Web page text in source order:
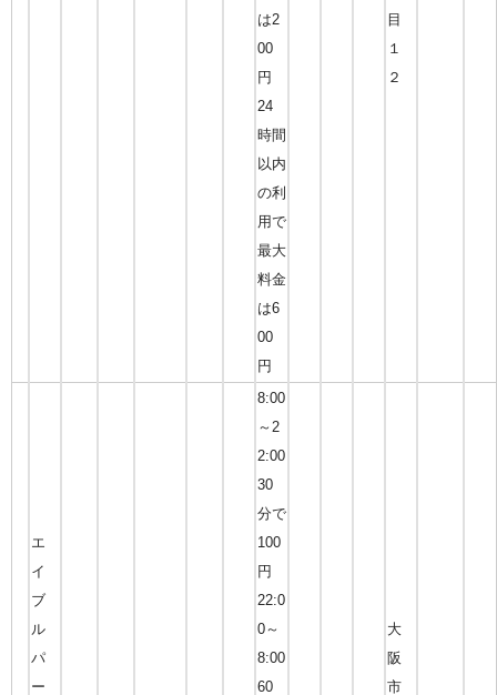
は2
00
円
24
時間
以内
の利
用で
最大
料金
は6
00
円
目
１
２
エ
イ
ブ
ル
パ
ー
8:00
～2
2:00
30
分で
100
円
22:0
0～
8:00
60
大
阪
市